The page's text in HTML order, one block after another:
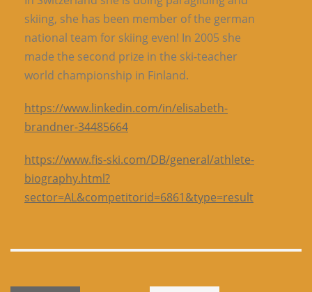
skiing, she has been member of the german
national team for skiing even! In 2005 she
made the second prize in the ski-teacher
world championship in Finland.
https://www.linkedin.com/in/elisabeth-
brandner-34485664
https://www.fis-ski.com/DB/general/athlete-
biography.html?
sector=AL&competitorid=6861&type=result